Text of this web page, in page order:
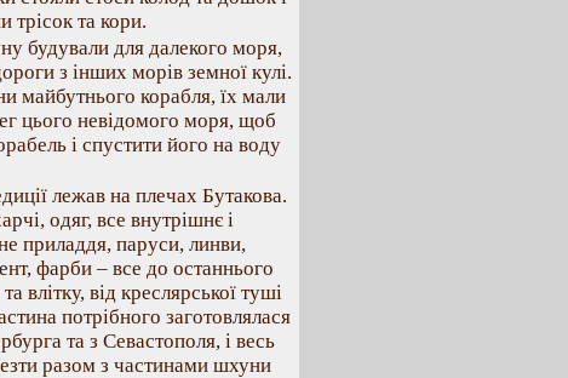
трісок та кори.
будували для далекого моря,
з інших морів земної кулі.
майбутнього корабля, їх мали
цього невідомого моря, щоб
і спустити його на воду
лежав на плечах Бутакова.
одяг, все внутрішнє і
приладдя, паруси, линви,
фарби – все до останнього
влітку, від креслярської туші
потрібного заготовлялася
та з Севастополя, і весь
разом з частинами шхуни